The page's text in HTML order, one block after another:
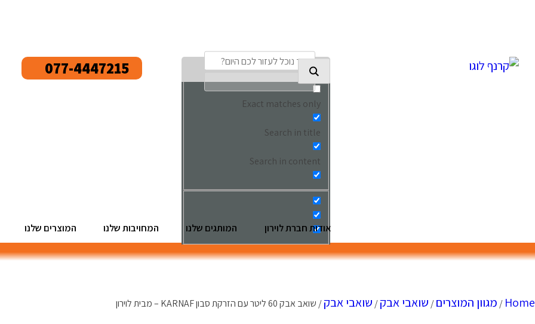
Exact matches only
Search in title
Search in content
077-4447215
אודות חברת לוירון המותגים שלנו המחויבות שלנו המוצרים שלנו
Home
/ מגוון המוצרים/ שואבי אבק/ שואבי אבק/ שואב אבק 60 ליטר עם הזרקת סבון KARNAF – מבית לוירון